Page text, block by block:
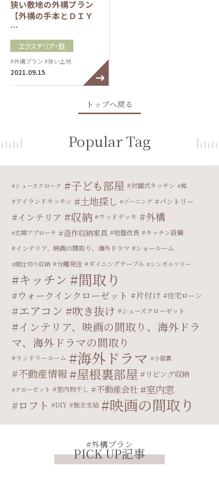
狭い敷地の外構プラン
【外構の手本とＤＩＹ
…
エクステリア・庭
#外構プラン #狭い土地
2021.09.15
トップへ戻る
Popular Tag
シューズクローク 子ども部屋 対面式キッチン 庭
アイランドキッチン 土地探し ゾーニング パントリー
インテリア 収納 ウッドデッキ 外構
玄関アプローチ 造作収納家具 地盤改良
キッチン設備
インテリア、映画の間取り、海外ドラマ
ショールーム
間仕切り収納 分離発注 ダイニングテーブル シンボルツリー
キッチン 間取り
ウォークインクローゼット 片付け 住宅ローン
エアコン 吹き抜け シューズクローゼット
インテリア、映画の間取り、海外ドラ
マ、海外ドラマの間取り
ランドリールーム 海外ドラマ 小屋裏
不動産情報 屋根裏部屋 リビング収納
クローゼット 室内物干し 不動産会社 室内窓
ロフト DIY 施主支給 映画の間取り
#外構プラン
PICK UP記事